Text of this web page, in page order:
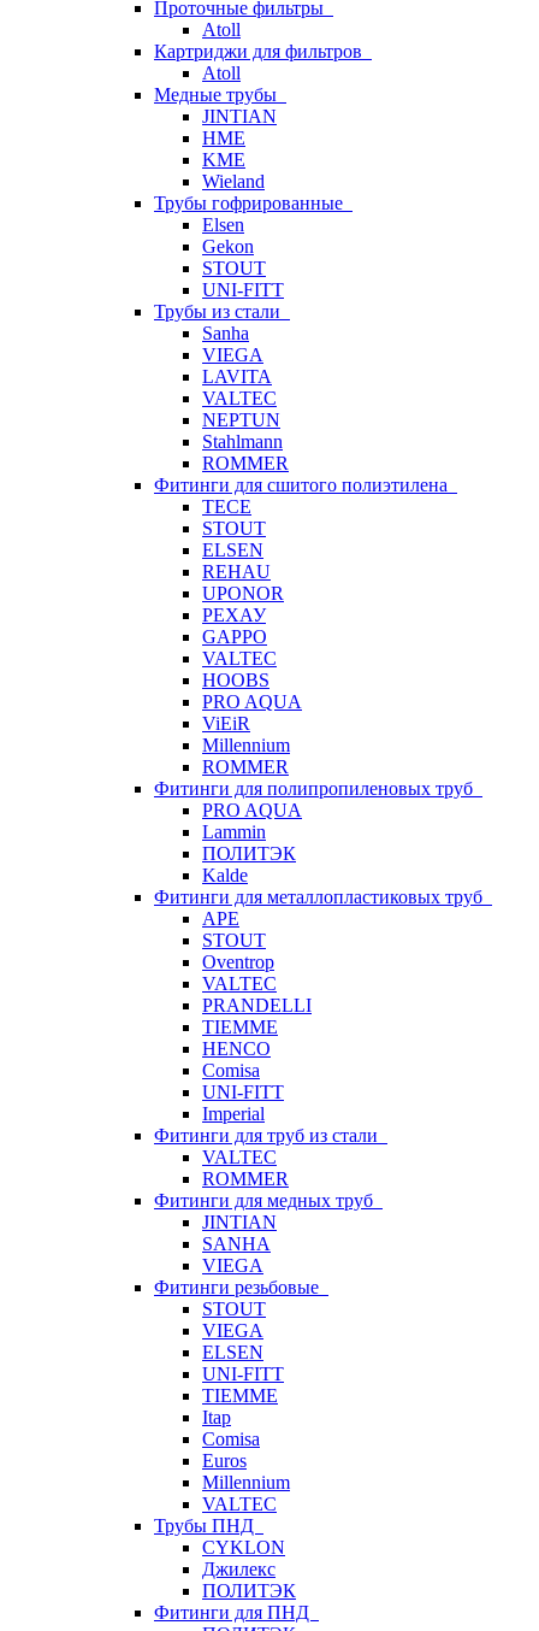
Проточные фильтры
Atoll
Картриджи для фильтров
Atoll
Медные трубы
JINTIAN
HME
KME
Wieland
Трубы гофрированные
Elsen
Gekon
STOUT
UNI-FITT
Трубы из стали
Sanha
VIEGA
LAVITA
VALTEC
NEPTUN
Stahlmann
ROMMER
Фитинги для сшитого полиэтилена
TECE
STOUT
ELSEN
REHAU
UPONOR
РЕХАУ
GAPPO
VALTEC
HOOBS
PRO AQUA
ViEiR
Millennium
ROMMER
Фитинги для полипропиленовых труб
PRO AQUA
Lammin
ПОЛИТЭК
Kalde
Фитинги для металлопластиковых труб
APE
STOUT
Oventrop
VALTEC
PRANDELLI
TIEMME
HENCO
Comisa
UNI-FITT
Imperial
Фитинги для труб из стали
VALTEC
ROMMER
Фитинги для медных труб
JINTIAN
SANHA
VIEGA
Фитинги резьбовые
STOUT
VIEGA
ELSEN
UNI-FITT
TIEMME
Itap
Comisa
Euros
Millennium
VALTEC
Трубы ПНД
CYKLON
Джилекс
ПОЛИТЭК
Фитинги для ПНД